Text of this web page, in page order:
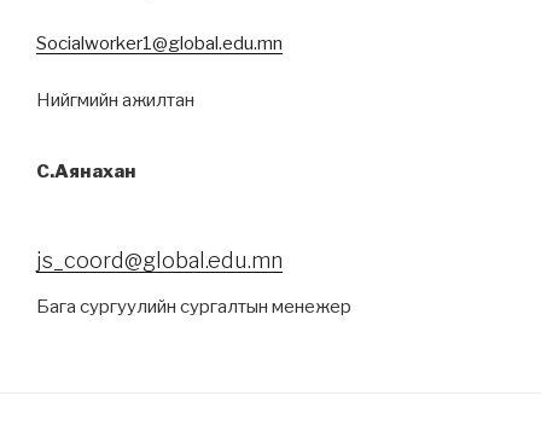
Socialworker1@global.edu.mn
Нийгмийн ажилтан
С.Аянахан
js_coord@global.edu.mn
Бага сургуулийн сургалтын менежер